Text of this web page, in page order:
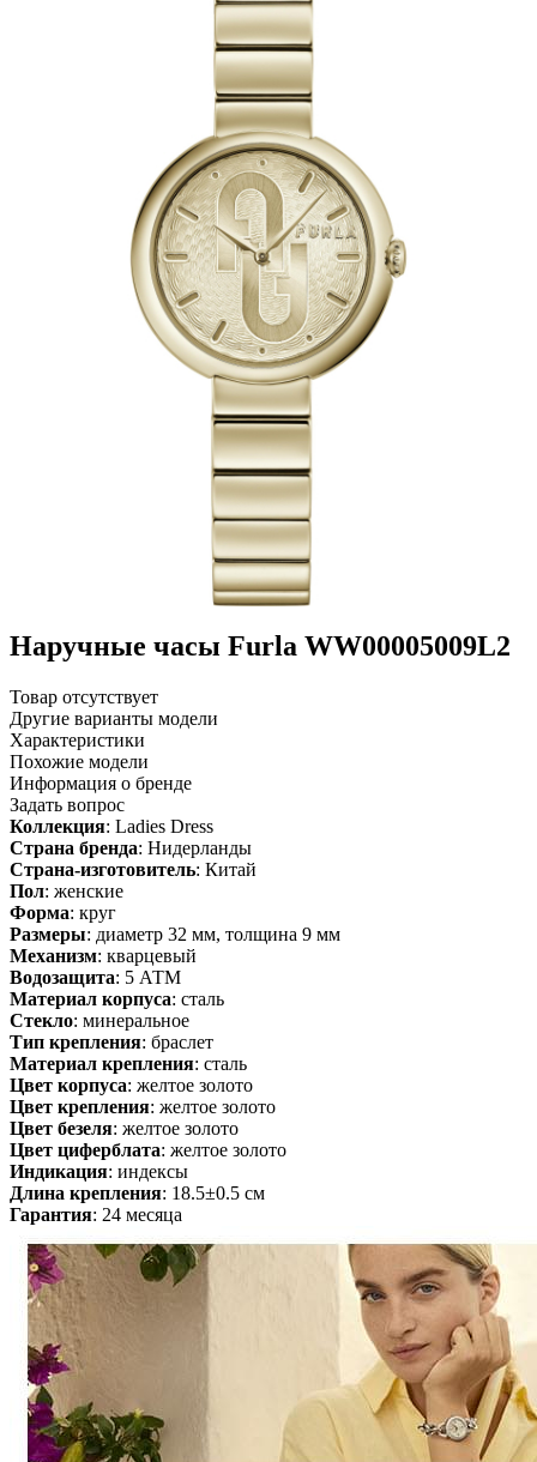
Наручные часы Furla WW00005009L2
Товар отсутствует
Другие варианты модели
Характеристики
Похожие модели
Информация о бренде
Задать вопрос
Коллекция: Ladies Dress
Страна бренда: Нидерланды
Страна-изготовитель: Китай
Пол: женские
Форма: круг
Размеры: диаметр 32 мм, толщина 9 мм
Механизм: кварцевый
Водозащита: 5 АТМ
Материал корпуса: сталь
Стекло: минеральное
Тип крепления: браслет
Материал крепления: сталь
Цвет корпуса: желтое золото
Цвет крепления: желтое золото
Цвет безеля: желтое золото
Цвет циферблата: желтое золото
Индикация: индексы
Длина крепления: 18.5±0.5 см
Гарантия: 24 месяца